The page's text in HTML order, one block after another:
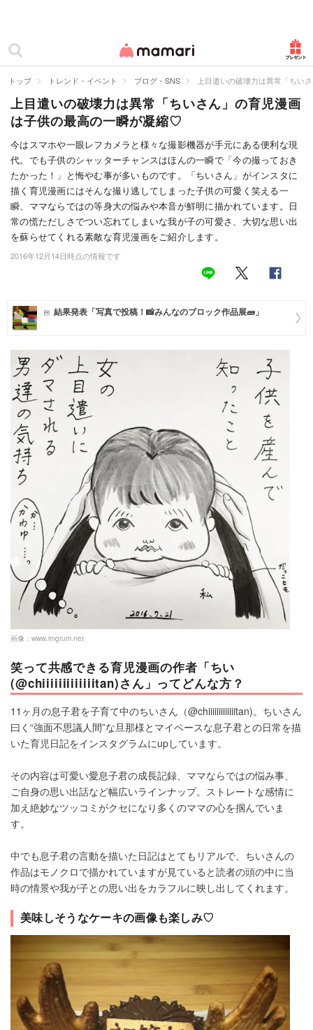
ママリ
カテゴリー一覧
妊娠
出産
赤ちゃん・育児
子育て・家族
病院
住まい
トレンド・イベント
トップ トレンド・イベント ブログ・SNS 上目遣いの破壊力は異常「ちい
上目遣いの破壊力は異常「ちいさん」の育児漫画
は子供の最高の一瞬が凝縮♡
今はスマホや一眼レフカメラと様々な撮影機器が手元にある便利な現
代。でも子供のシャッターチャンスはほんの一瞬で「今の撮っておき
たかった！」と悔やむ事が多いものです。「ちいさん」がインスタに
描く育児漫画にはそんな撮り逃してしまった子供の可愛く笑える一
瞬、ママならではの等身大の悩みや本音が鮮明に描かれています。日
常の慌ただしさでつい忘れてしまいな我が子の可愛さ、大切な思い出
を蘇らせてくれる素敵な育児漫画をご紹介します。
2016年12月14日時点の情報です
結果発表「写真で投稿！📸みんなのブロック作品展🧱」
画像： www.imgrum.net
笑って共感できる育児漫画の作者「ちい
(@chiiiiiiiiiiiiitan)さん」ってどんな方？
11ヶ月の息子君を子育て中のちいさん（@chiiiiiiiiiiiiitan)。ちいさん
曰く“強面不思議人間”な旦那様とマイペースな息子君との日常を描
いた育児日記をインスタグラムにupしています。
その内容は可愛い愛息子君の成長記録、ママならではの悩み事、
ご自身の思い出話など幅広いラインナップ。ストレートな感情に
加え絶妙なツッコミがクセになり多くのママの心を掴んでいま
す。
中でも息子君の言動を描いた日記はとてもリアルで、ちいさんの
作品はモノクロで描かれていますが見ていると読者の頭の中に当
時の情景や我が子との思い出をカラフルに映し出してくれます。
美味しそうなケーキの画像も楽しみ♡